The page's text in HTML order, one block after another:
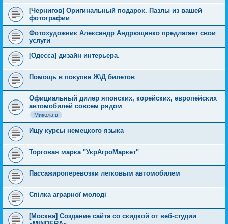
[Чернигов] Оригинальный подарок. Пазлы из вашей
фотографии
Фотохудожник Александр Андрющенко предлагает свои
услуги
[Одесса] дизайн интерьера.
Помощь в покупке Ж\Д билетов
Официальный дилер японских, корейских, европейских
автомобилей совсем рядом
Миколаїв
Ищу курсы немецкого языка
Торговая марка "УкрАгроМаркет"
Пассажироперевозки легковым автомобилем
Спілка аграрної молоді
[Москва] Создание сайта со скидкой от веб-студии